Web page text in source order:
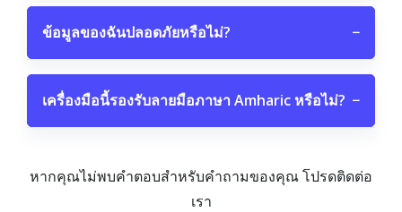
ข้อมูลของฉันปลอดภัยหรือไม่? −
เครื่องมือนี้รองรับลายมือภาษา Amharic หรือไม่? −
หากคุณไม่พบคำตอบสำหรับคำถามของคุณ โปรดติดต่อ
เรา